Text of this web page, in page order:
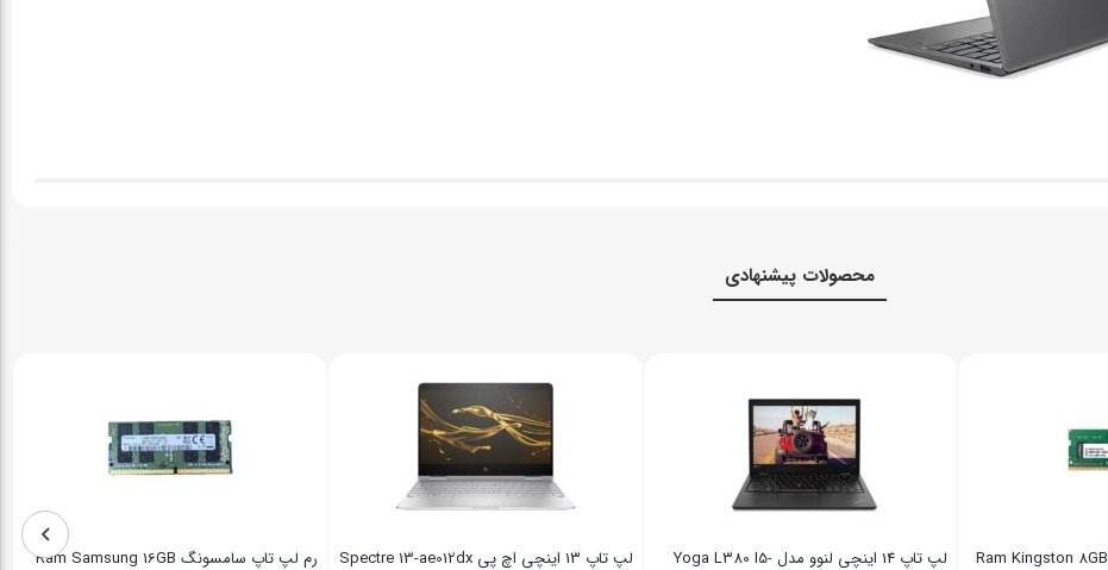
محصولات پیشنهادی
رم لپ تاپ کینگ استون Ram Kingston 8GB
لپ تاپ 14 اینچی لنوو مدل Yoga L380 I5-
لپ تاپ 13 اینچی اچ پی Spectre 13-ae012dx
رم لپ تاپ سامسونگ Ram Samsung 16GB